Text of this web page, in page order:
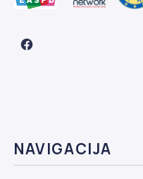
New Window
NAVIGACIJA